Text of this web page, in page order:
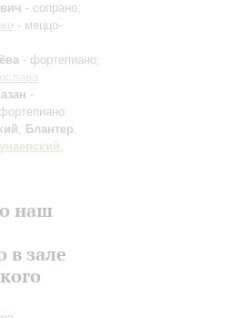
- сопрано;
- меццо-
- фортепиано;
-
, Блантер,
,
наш
в зале